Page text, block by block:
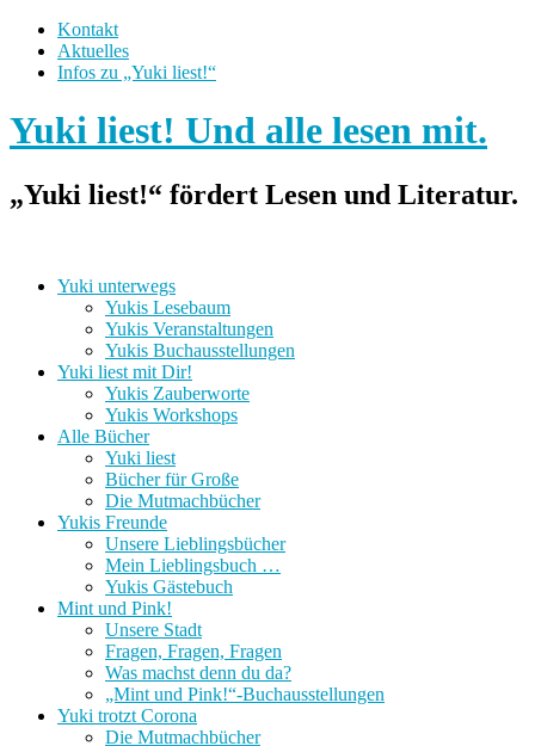
Kontakt
Aktuelles
Infos zu „Yuki liest!“
Yuki liest! Und alle lesen mit.
„Yuki liest!“ fördert Lesen und Literatur.
Yuki unterwegs
Yukis Lesebaum
Yukis Veranstaltungen
Yukis Buchausstellungen
Yuki liest mit Dir!
Yukis Zauberworte
Yukis Workshops
Alle Bücher
Yuki liest
Bücher für Große
Die Mutmachbücher
Yukis Freunde
Unsere Lieblingsbücher
Mein Lieblingsbuch …
Yukis Gästebuch
Mint und Pink!
Unsere Stadt
Fragen, Fragen, Fragen
Was machst denn du da?
„Mint und Pink!“-Buchausstellungen
Yuki trotzt Corona
Die Mutmachbücher